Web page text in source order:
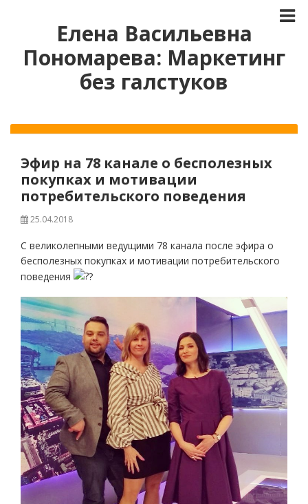
Елена Васильевна
Пономарева: Маркетинг
без галстуков
Эфир на 78 канале о бесполезных
покупках и мотивации
потребительского поведения
25.04.2018
С великолепными ведущими 78 канала после эфира о
бесполезных покупках и мотивации потребительского
поведения
?